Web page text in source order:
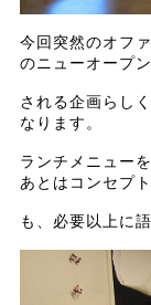
今回突然のオフ
のニューオープ
される企画らし
なります。
ランチメニュー
あとはコンセプ
も、必要以上に